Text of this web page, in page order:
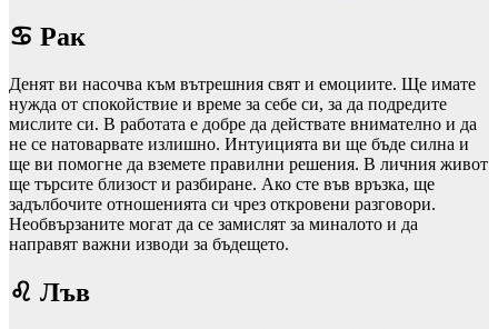
♋ Рак
Денят ви насочва към вътрешния свят и емоциите. Ще имате
нужда от спокойствие и време за себе си, за да подредите
мислите си. В работата е добре да действате внимателно и да
не се натоварвате излишно. Интуицията ви ще бъде силна и
ще ви помогне да вземете правилни решения. В личния живот
ще търсите близост и разбиране. Ако сте във връзка, ще
задълбочите отношенията си чрез откровени разговори.
Необвързаните могат да се замислят за миналото и да
направят важни изводи за бъдещето.
♌ Лъв